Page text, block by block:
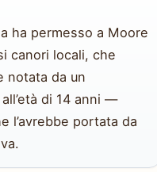
ha permesso a Moore
canori locali, che
notata da un
di 14 anni —
l’avrebbe portata da